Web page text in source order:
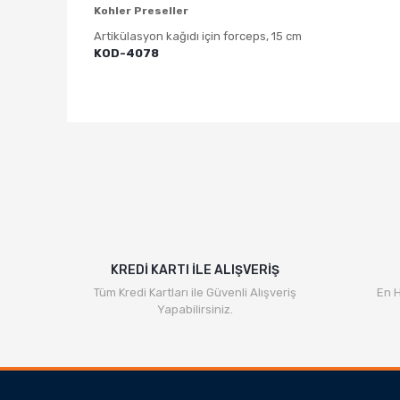
Kohler Preseller
Artikülasyon kağıdı için forceps, 15 cm
KOD-4078
Bu ürüne benzer farklı alternatifler olmalı.
KREDİ KARTI İLE ALIŞVERİŞ
Tüm Kredi Kartları ile Güvenli Alışveriş
Yapabilirsiniz.
En